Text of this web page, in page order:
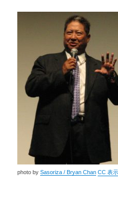
photo bySasoriza / Bryan Chan CC 表